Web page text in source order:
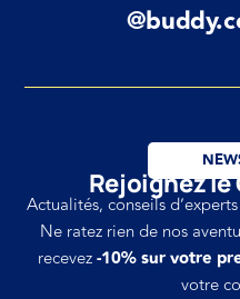
Rejoignez le
Actualités, conseils
Ne ratez rien de nos
recevez-10% sur votre
votre